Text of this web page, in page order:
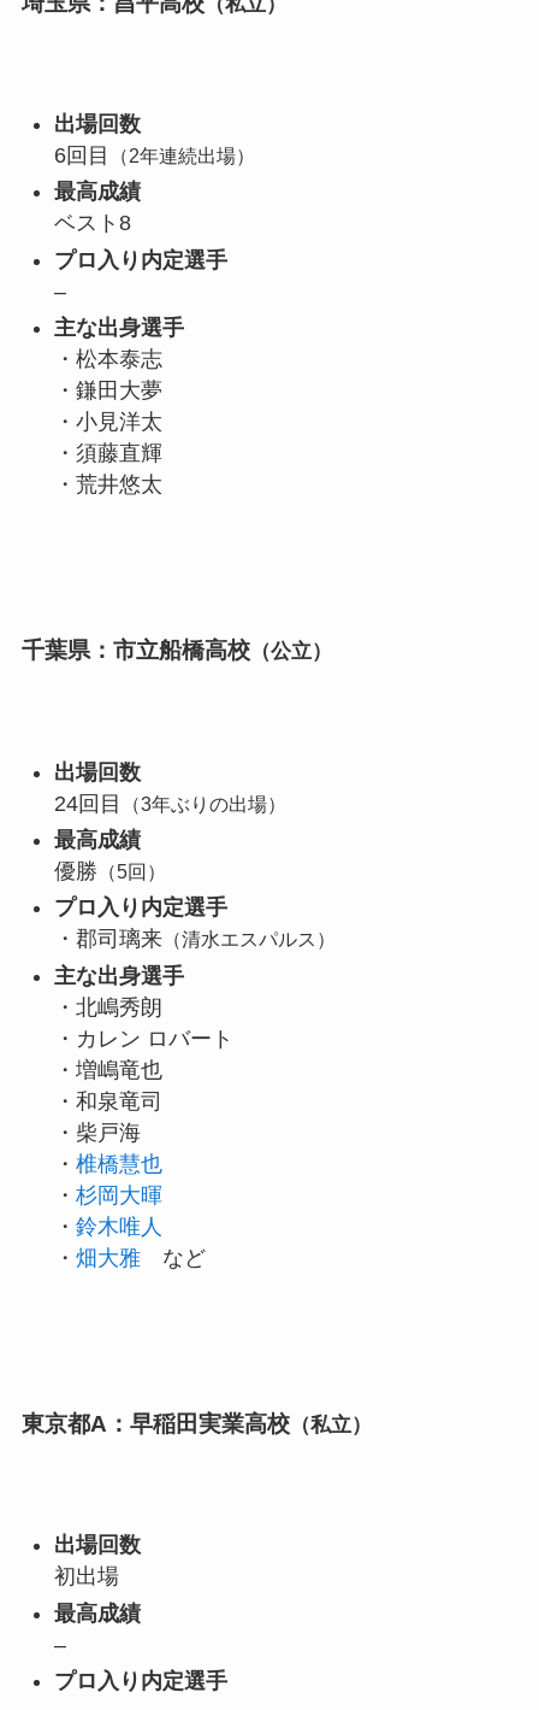
出場回数
6回目
（2年連続出場）
最高成績
ベスト8
プロ入り内定選手
–
主な出身選手
・松本泰志
・鎌田大夢
・小見洋太
・須藤直輝
・荒井悠太
千葉県：市立船橋高校（公立）
出場回数
24回目
（3年ぶりの出場）
最高成績
優勝 （5回）
プロ入り内定選手
・郡司璃来（清水エスパルス）
主な出身選手
・北嶋秀朗
・カレン ロバート
・増嶋竜也
・和泉竜司
・柴戸海
・ 椎橋慧也
・ 杉岡大暉
・ 鈴木唯人
・ 畑大雅など
東京都A：早稲田実業高校（私立）
出場回数
初出場
最高成績
–
プロ入り内定選手